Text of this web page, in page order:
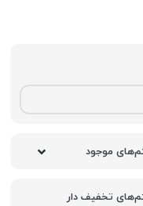
موجود
تخفیف دار